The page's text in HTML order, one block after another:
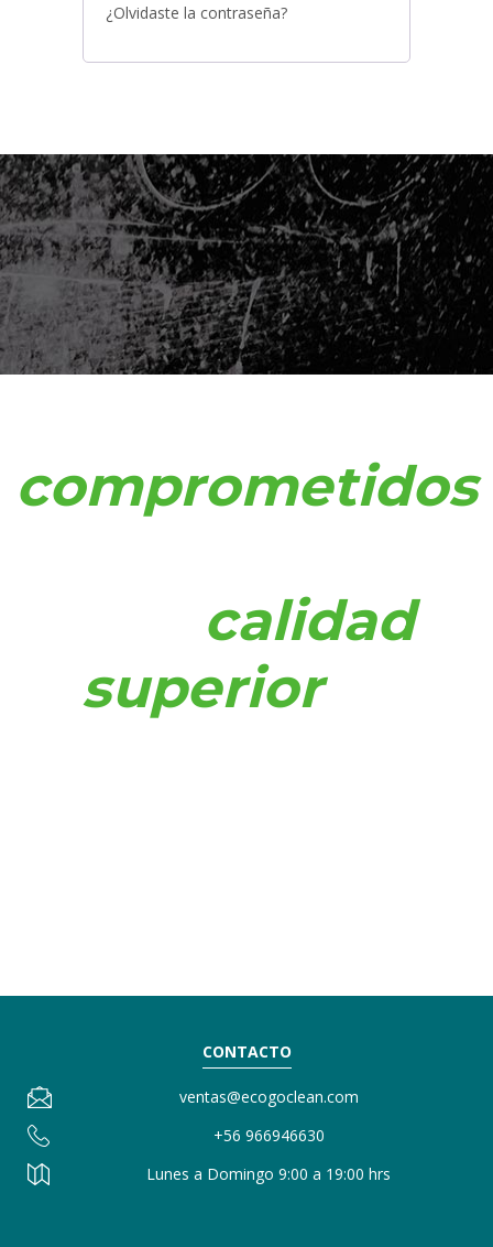
¿Olvidaste la contraseña?
comprometidos
calidad
superiorde
CONTACTO
ventas@ecogoclean.com
+56 966946630
Lunes a Domingo 9:00 a 19:00 hrs